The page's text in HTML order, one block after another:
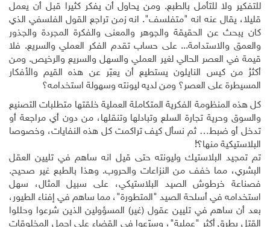
للتفكير ولا للتأمل بالطبع. ومن يحاول أن يفكر كثيرا قبل أن يعمل
قليلا، يقال عنه انه "متفلسف". انه زمن تراجع القول الفلسفي الذي
كان يبحث عن الحقيقة والجوهر والمعنى والفكرة المجردة والجذور
والعمق والاستدامة... على حساب تقدم الفكر العملي والسريع. فلا
قيمة في العصر الحالي لغير العملي والسهل والسريع والرخيص. ومن
أكثرُ من كيس النايلون يستطيع أن يعبّر عن هذه القيم والأفكار
المسيطرة على العصر؟ ومن لديه ليونته وسهولة استخدامه؟
كل هذه المنظومة الفكرية المتكاملة العملية خلقتها متطلبات التصنيع
والسوق وحرية تجارة السلع وتبادلها وتنقلها، من دون أي مراجعة أو
تدخل أو ضبط… ثم نسأل كيف تراكمت كل هذه النفايات، وخصوصا
البلاستيكية منها؟ّ!
تم تمجيد البلاستيك وليونته حتى قيل انه ساهم في تليين العقل
البشري، مما خفف من النزاعات والحروب. وهذا بالطبع غير صحيح.
فصناعة خرطوش الصيد البلاستيكي، على سبيل المثال، سهل
استخدامه في أسلحة الصيد "المتطورة"، مما ساهم في إفناء الطيور،
بعد أن ساهم في تليين عقول (غير) المسؤولين الذين شرعوا وحللوا
القتل بطرق أكثر "عملية"، وسرّعوا في القضاء على اجمل المخلوقات